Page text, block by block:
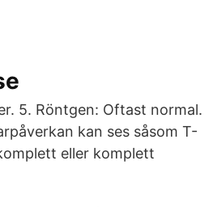
5. Röntgen: Oftast normal.
kan ses såsom T-
eller komplett